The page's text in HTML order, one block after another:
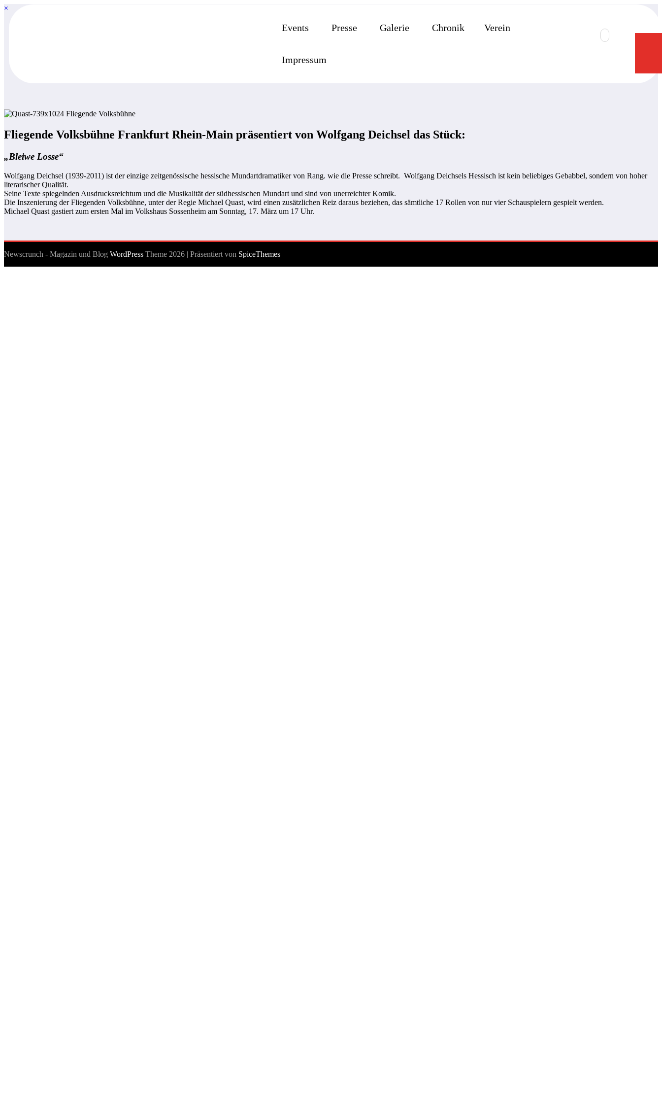
Zum
Events Presse Galerie Chronik Verein
Impressum
×
Fliegende Volksbühne Frankfurt Rhein-Main präsentiert von Wolfgang Deichsel das Stück:
„Bleiwe Losse“
Wolfgang Deichsel (1939-2011) ist der einzige zeitgenössische hessische Mundartdramatiker von Rang. wie die Presse schreibt. Wolfgang Deichsels Hessisch ist kein beliebiges Gebabbel, sondern von hoher
literarischer Qualität.
Seine Texte spiegelnden Ausdrucksreichtum und die Musikalität der südhessischen Mundart und sind von unerreichter Komik.
Die Inszenierung der Fliegenden Volksbühne, unter der Regie Michael Quast, wird einen zusätzlichen Reiz daraus beziehen, das sämtliche 17 Rollen von nur vier Schauspielern gespielt werden.
Michael Quast gastiert zum ersten Mal im Volkshaus Sossenheim am Sonntag, 17. März um 17 Uhr.
Newscrunch - Magazin und Blog WordPress Theme 2026 | Präsentiert von SpiceThemes